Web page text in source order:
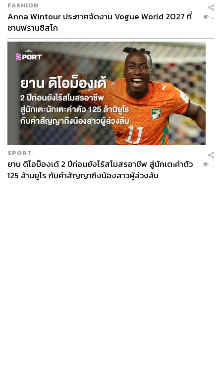
9. The Body Shop Tea Tree 123 Kit (720 บาท)
เซตของขวัญนี้เหมาะกับสาวๆ ที่มีปัญหาสิวโดยเฉพาะ
เป็นการรวมเซตของผลิตภัณฑ์ดาวเด่นที่ช่วยดูแลผิวเป็นสิว
อย่างเป็นสเตป ประกอบด้วยTea Tree Skin Clearing Facial
Wash ล้างหน้าได้สะอาดหมดจด ตามด้วย Tea Tree Skin
Clearing Mattifying Toner โทนเนอร์เช็ดผิวหน้า และ Tea
Tree Oilสำหรับแต้มสิวให้แห้งไว ใครมีน้องสาว น้องชาย
หรือคนที่ห่วงใยกำลังเป็นสิวอยู่ ไม่ควรพลาดฮีโร่พิชิตสิวเซต
FASHION
Anna Wintour ประกาศจัดงาน Vogue World 2027 ที่
ซานฟรานซิสโก
...
SPORT
ยาน ดิโอม็องเด้ 2 ปีก่อนยังไร้สโมสรอาชีพ สู่นักเตะค่าตัว
125 ล้านยูโร กับคำสัญญาถึงน้องสาวผู้ล่วงลับ
...